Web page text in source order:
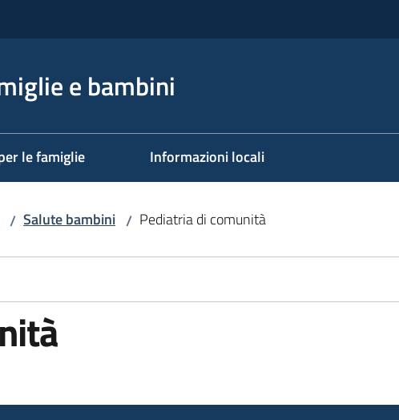
e bambini
le famiglie Informazioni locali
/ Salute bambini / Pediatria di comunità